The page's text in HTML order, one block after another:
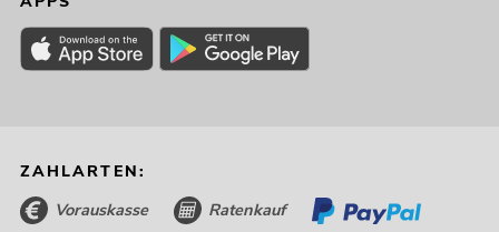
ZAHLARTEN:
Vorauskasse Ratenkauf